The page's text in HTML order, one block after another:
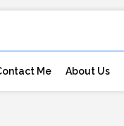
Me About Us